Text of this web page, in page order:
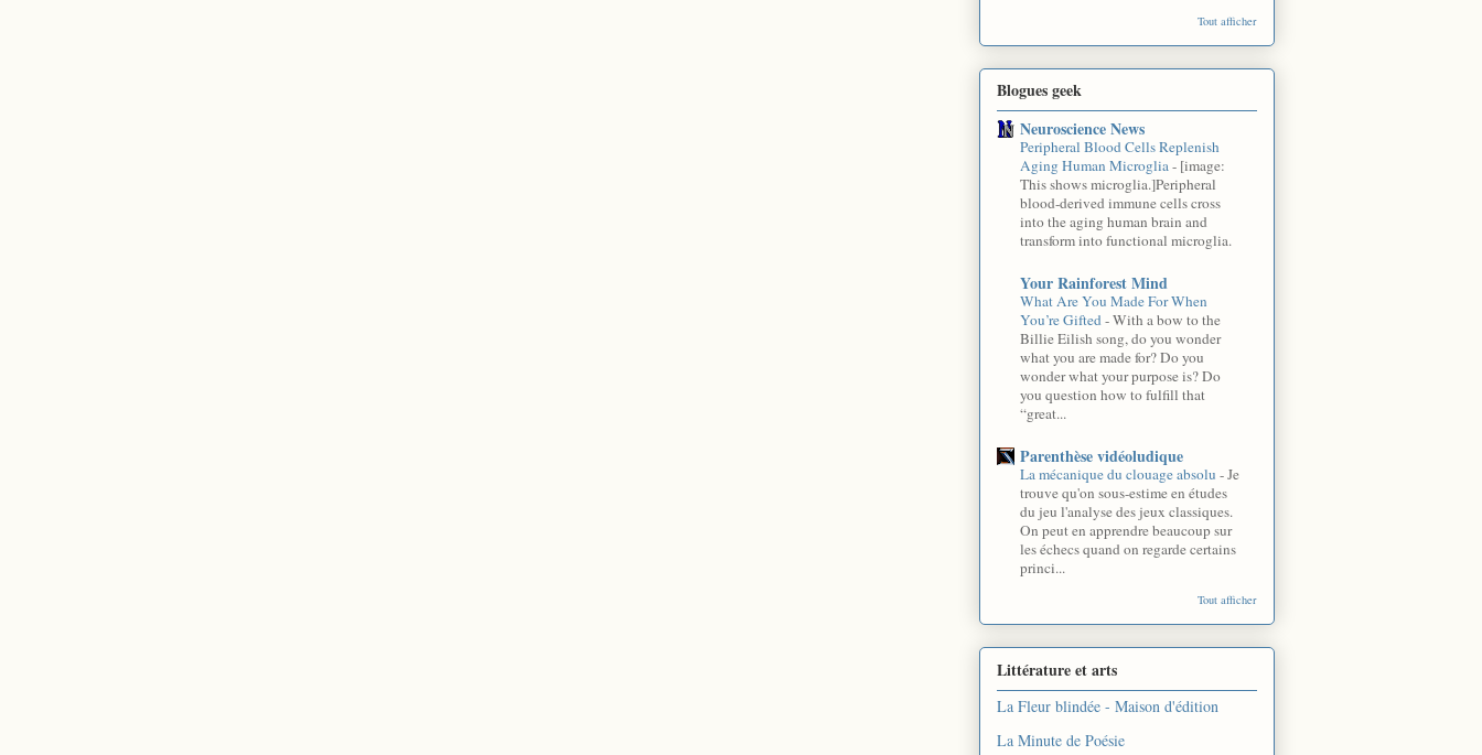
Tout afficher
Blogues geek
Neuroscience News
Peripheral Blood Cells Replenish
Aging Human Microglia- [image:
This shows microglia.]Peripheral
blood-derived immune cells cross
into the aging human brain and
transform into functional microglia.
Your Rainforest Mind
What Are You Made For When
You’re Gifted-With a bow to the
Billie Eilish song, do you wonder
what you are made for? Do you
wonder what your purpose is? Do
you question how to fulfill that
“great...
Parenthèse vidéoludique
La mécanique du clouage absolu -Je
trouve qu'on sous-estime en études
du jeu l'analyse des jeux classiques.
On peut en apprendre beaucoup sur
les échecs quand on regarde certains
princi...
Tout afficher
Littérature et arts
La Fleur blindée - Maison d'édition
La Minute de Poésie